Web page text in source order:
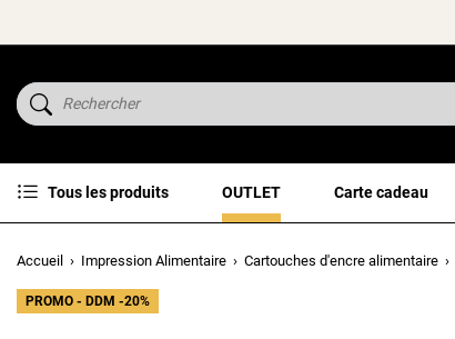
Tous les produits OUTLET Carte cadeau
Accueil Impression Alimentaire Cartouches d'encre alimentaire
PROMO - DDM -20%